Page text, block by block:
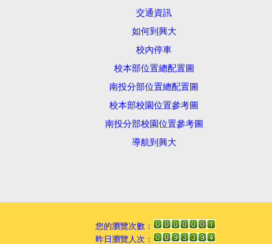
交通資訊
如何到興大
校內停車
校本部位置總配置圖
南投分部位置總配置圖
校本部校園位置參考圖
南投分部校園位置參考圖
導航到興大
您的瀏覽次數：
昨日瀏覽人次：